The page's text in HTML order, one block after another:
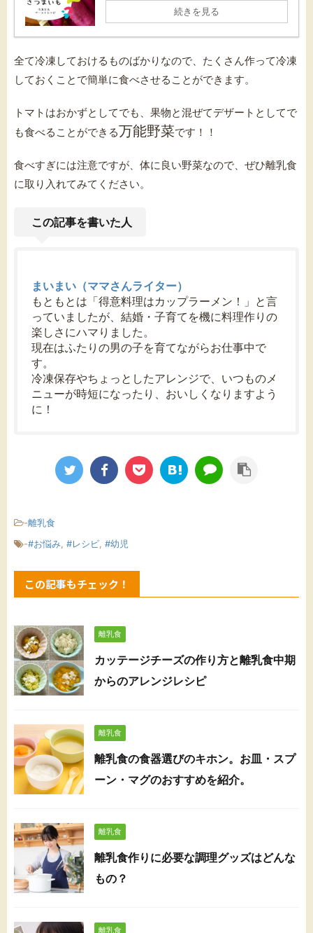
続きを見る
全て冷凍しておけるものばかりなので、たくさん作って冷凍
しておくことで簡単に食べさせることができます。
トマトはおかずとしてでも、果物と混ぜてデザートとしてで
も食べることができる万能野菜です！！
食べすぎには注意ですが、体に良い野菜なので、ぜひ離乳食
に取り入れてみてください。
この記事を書いた人
まいまい（ママさんライター）
もともとは「得意料理はカップラーメン！」と言
っていましたが、結婚・子育てを機に料理作りの
楽しさにハマりました。
現在はふたりの男の子を育てながらお仕事中で
す。
冷凍保存やちょっとしたアレンジで、いつものメ
ニューが時短になったり、おいしくなりますよう
に！
-離乳食
-#お悩み, #レシピ, #幼児
この記事もチェック！
離乳食
カッテージチーズの作り方と離乳食中期
からのアレンジレシピ
離乳食
離乳食の食器選びのキホン。お皿・スプ
ーン・マグのおすすめを紹介。
離乳食
離乳食作りに必要な調理グッズはどんな
もの？
離乳食